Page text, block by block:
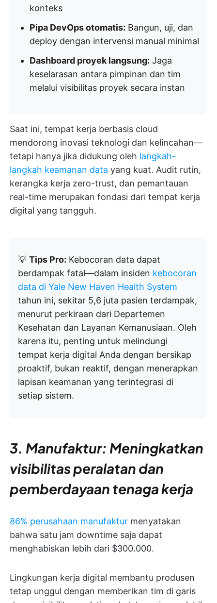
konteks
Pipa DevOps otomatis: Bangun, uji, dan
deploy dengan intervensi manual minimal
Dashboard proyek langsung: Jaga
keselarasan antara pimpinan dan tim
melalui visibilitas proyek secara instan
Saat ini, tempat kerja berbasis cloud
mendorong inovasi teknologi dan kelincahan—
tetapi hanya jika didukung oleh langkah-
langkah keamanan data yang kuat. Audit rutin,
kerangka kerja zero-trust, dan pemantauan
real-time merupakan fondasi dari tempat kerja
digital yang tangguh.
💡 Tips Pro: Kebocoran data dapat
berdampak fatal—dalam insiden kebocoran
data di Yale New Haven Health System
tahun ini, sekitar 5,6 juta pasien terdampak,
menurut perkiraan dari Departemen
Kesehatan dan Layanan Kemanusiaan. Oleh
karena itu, penting untuk melindungi
tempat kerja digital Anda dengan bersikap
proaktif, bukan reaktif, dengan menerapkan
lapisan keamanan yang terintegrasi di
setiap sistem.
3. Manufaktur: Meningkatkan
visibilitas peralatan dan
pemberdayaan tenaga kerja
86% perusahaan manufaktur menyatakan
bahwa satu jam downtime saja dapat
menghabiskan lebih dari $300.000.
Lingkungan kerja digital membantu produsen
tetap unggul dengan memberikan tim di garis